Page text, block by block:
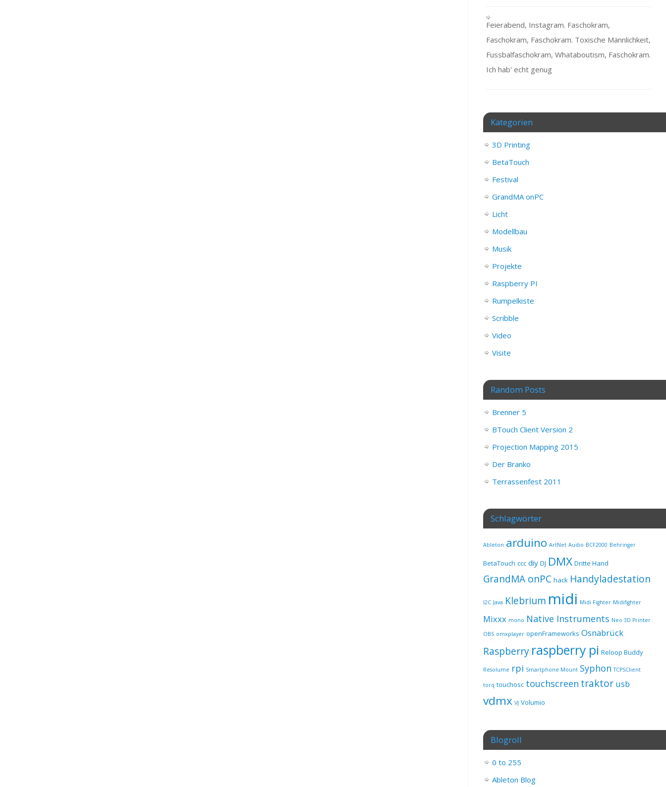
Feierabend, Instagram. Faschokram,
Faschokram, Faschokram. Toxische Männlichkeit,
Fussbalfaschokram, Whataboutism, Faschokram.
Ich hab' echt genug
Kategorien
3D Printing
BetaTouch
Festival
GrandMA onPC
Licht
Modellbau
Musik
Projekte
Raspberry PI
Rumpelkiste
Scribble
Video
Visite
Random Posts
Brenner 5
BTouch Client Version 2
Projection Mapping 2015
Der Branko
Terrassenfest 2011
Schlagwörter
Ableton arduino ArtNet Audio BCF2000 Behringer
BetaTouch ccc diy DJ DMX Dritte Hand
GrandMA onPC hack Handyladestation
I2C Java Klebrium midi Midi Fighter Midifighter
Mixxx mono Native Instruments Neo 3D Printer
OBS omxplayer openFrameworks Osnabrück
Raspberry raspberry pi Reloop Buddy
Resolume rpi Smartphone Mount Syphon TCPSClient
torq touchosc touchscreen traktor usb
vdmx VJ Volumio
Blogroll
0 to 255
Ableton Blog